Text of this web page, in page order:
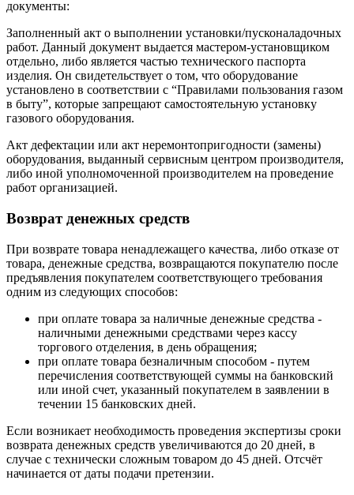
документы:
Заполненный акт о выполнении установки/пусконаладочных
работ. Данный документ выдается мастером-установщиком
отдельно, либо является частью технического паспорта
изделия. Он свидетельствует о том, что оборудование
установлено в соответствии с “Правилами пользования газом
в быту”, которые запрещают самостоятельную установку
газового оборудования.
Акт дефектации или акт неремонтопригодности (замены)
оборудования, выданный сервисным центром производителя,
либо иной уполномоченной производителем на проведение
работ организацией.
Возврат денежных средств
При возврате товара ненадлежащего качества, либо отказе от
товара, денежные средства, возвращаются покупателю после
предъявления покупателем соответствующего требования
одним из следующих способов:
при оплате товара за наличные денежные средства -
наличными денежными средствами через кассу
торгового отделения, в день обращения;
при оплате товара безналичным способом - путем
перечисления соответствующей суммы на банковский
или иной счет, указанный покупателем в заявлении в
течении 15 банковских дней.
Если возникает необходимость проведения экспертизы сроки
возврата денежных средств увеличиваются до 20 дней, в
случае с технически сложным товаром до 45 дней. Отсчёт
начинается от даты подачи претензии.